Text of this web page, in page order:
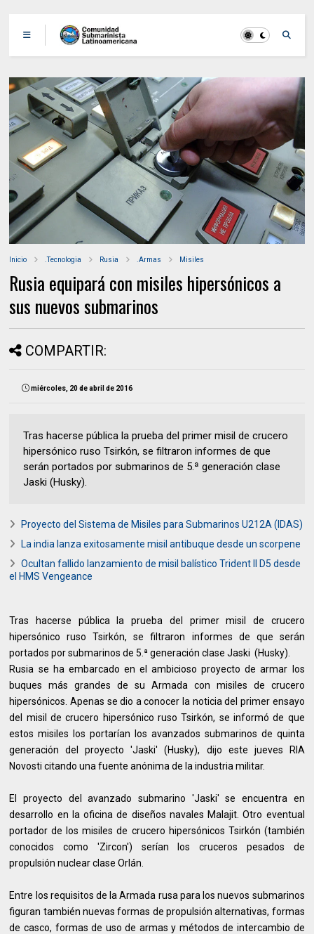
Inicio .Tecnologia Rusia .Armas Misiles
Rusia equipará con misiles hipersónicos a
sus nuevos submarinos
COMPARTIR:
miércoles, 20 de abril de 2016
Tras hacerse pública la prueba del primer misil de crucero
hipersónico ruso Tsirkón, se filtraron informes de que
serán portados por submarinos de 5.ª generación clase
Jaski (Husky).
Proyecto del Sistema de Misiles para Submarinos U212A (IDAS)
La india lanza exitosamente misil antibuque desde un scorpene
Ocultan fallido lanzamiento de misil balístico Trident II D5 desde
el HMS Vengeance
Tras hacerse pública la prueba del primer misil de crucero
hipersónico ruso Tsirkón, se filtraron informes de que serán
portados por submarinos de 5.ª generación clase Jaski (Husky).
Rusia se ha embarcado en el ambicioso proyecto de armar los
buques más grandes de su Armada con misiles de crucero
hipersónicos. Apenas se dio a conocer la noticia del primer ensayo
del misil de crucero hipersónico ruso Tsirkón, se informó de que
estos misiles los portarían los avanzados submarinos de quinta
generación del proyecto 'Jaski' (Husky), dijo este jueves RIA
Novosti citando una fuente anónima de la industria militar.
El proyecto del avanzado submarino 'Jaski' se encuentra en
desarrollo en la oficina de diseños navales Malajit. Otro eventual
portador de los misiles de crucero hipersónicos Tsirkón (también
conocidos como 'Zircon') serían los cruceros pesados de
propulsión nuclear clase Orlán.
Entre los requisitos de la Armada rusa para los nuevos submarinos
figuran también nuevas formas de propulsión alternativas, formas
de casco, formas de uso de armas y métodos de intercambio de